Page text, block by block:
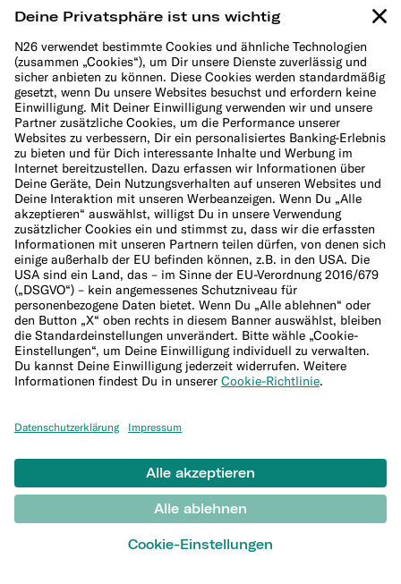
Debitkarte aus Metall